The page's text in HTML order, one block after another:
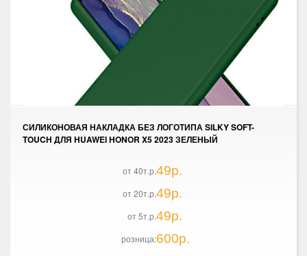
СИЛИКОНОВАЯ НАКЛАДКА БЕЗ ЛОГОТИПА SILKY SOFT-
TOUCH ДЛЯ HUAWEI HONOR X5 2023 ЗЕЛЕНЫЙ
от 40т.р.49р.
от 20т.р.49р.
от 5т.р.49р.
розница:600р.